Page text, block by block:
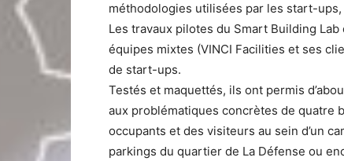
méthodologies utilisées par les start-
Les travaux pilotes du Smart Building
équipes mixtes (VINCI Facilities et ses
de start-ups.
Testés et maquettés, ils ont permis
aux problématiques concrètes de quatre
occupants et des visiteurs au sein d’un
parkings du quartier de La Défense ou